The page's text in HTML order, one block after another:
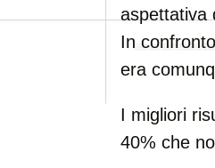
aspettativa
In
era
I migliori
40% che